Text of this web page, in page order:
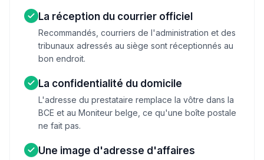
La réception du courrier officiel
Recommandés, courriers de l'administration et des
tribunaux adressés au siège sont réceptionnés au
bon endroit.
La confidentialité du domicile
L'adresse du prestataire remplace la vôtre dans la
BCE et au Moniteur belge, ce qu'une boîte postale
ne fait pas.
Une image d'adresse d'affaires